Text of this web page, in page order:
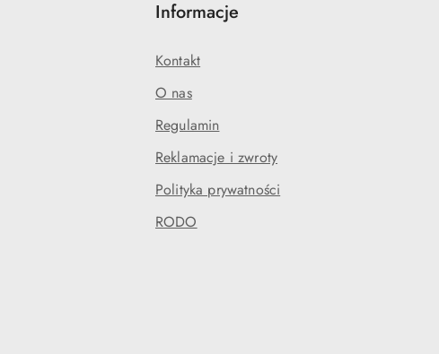
Informacje
Kontakt
O nas
Regulamin
Reklamacje i zwroty
Polityka prywatności
RODO